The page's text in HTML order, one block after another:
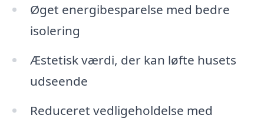
Øget energibesparelse med bedre
isolering
Æstetisk værdi, der kan løfte husets
udseende
Reduceret vedligeholdelse med